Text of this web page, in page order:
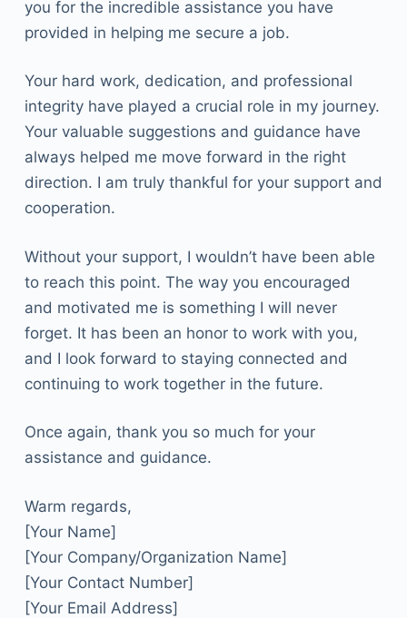
you for the incredible assistance you have
provided in helping me secure a job.
Your hard work, dedication, and professional
integrity have played a crucial role in my journey.
Your valuable suggestions and guidance have
always helped me move forward in the right
direction. I am truly thankful for your support and
cooperation.
Without your support, I wouldn’t have been able
to reach this point. The way you encouraged
and motivated me is something I will never
forget. It has been an honor to work with you,
and I look forward to staying connected and
continuing to work together in the future.
Once again, thank you so much for your
assistance and guidance.
Warm regards,
[Your Name]
[Your Company/Organization Name]
[Your Contact Number]
[Your Email Address]